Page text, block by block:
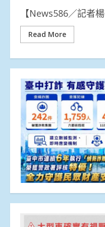
【News586／記者
Read More